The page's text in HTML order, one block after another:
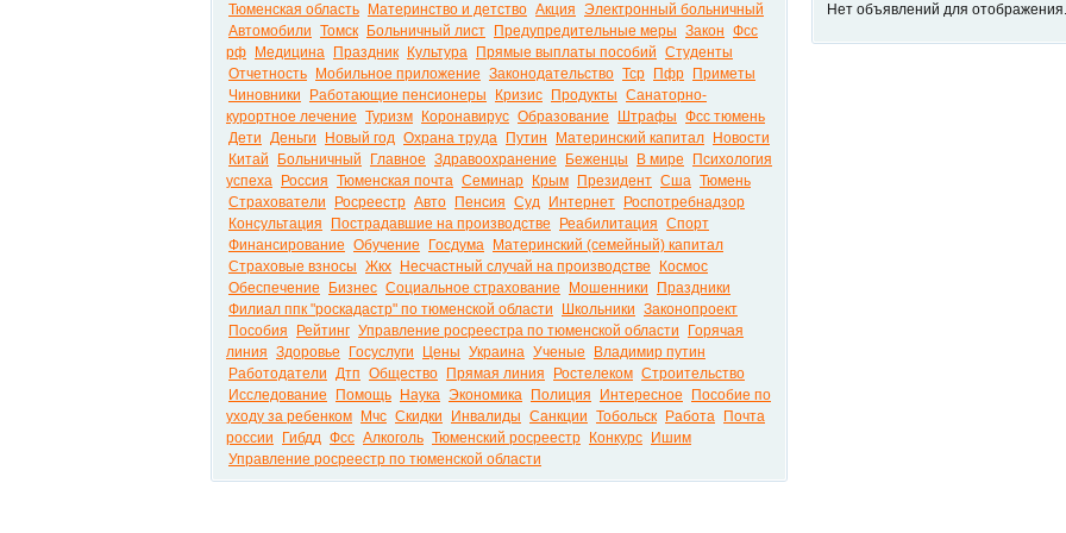
Тюменская область Материнство и детство Акция Электронный больничный
Автомобили Томск Больничный лист Предупредительные меры Закон Фсс
рф
Медицина Праздник Культура Прямые выплаты пособий Студенты
Отчетность
Мобильное приложение Законодательство Тср Пфр
Приметы
Чиновники
Работающие пенсионеры Кризис Продукты Санаторно-
курортное лечение Туризм Коронавирус Образование Штрафы Фсс тюмень
Дети Деньги Новый год Охрана труда Путин Материнский капитал
Новости
Китай
Больничный Главное Здравоохранение Беженцы В мире
Психология
успеха
Россия Тюменская почта Семинар Крым Президент Сша Тюмень
Страхователи
Росреестр Авто Пенсия Суд Интернет
Роспотребнадзор
Консультация
Пострадавшие на производстве Реабилитация Спорт
Финансирование Обучение Госдума
Материнский (семейный) капитал
Страховые взносы Жкх Несчастный случай на производстве
Космос
Обеспечение
Бизнес Социальное страхование Мошенники
Праздники
Филиал ппк "роскадастр" по тюменской области
Школьники Законопроект
Пособия
Рейтинг Управление росреестра по тюменской области
Горячая
линия Здоровье Госуслуги Цены Украина Ученые
Владимир путин
Работодатели Дтп Общество Прямая линия Ростелеком Строительство
Исследование
Помощь Наука Экономика Полиция Интересное
Пособие по
уходу за ребенком
Мчс Скидки Инвалиды Санкции Тобольск Работа
Почта
россии
Гибдд Фсс Алкоголь Тюменский росреестр Конкурс
Ишим
Управление росреестр по тюменской области
Нет объявлений для отображения.